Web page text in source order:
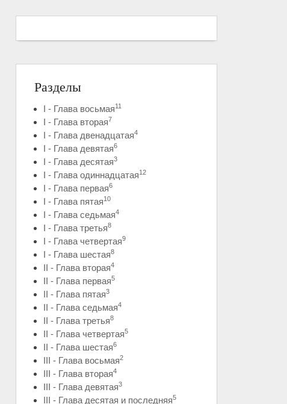
Разделы
I - Глава восьмая11
I - Глава вторая7
I - Глава двенадцатая4
I - Глава девятая6
I - Глава десятая3
I - Глава одиннадцатая12
I - Глава первая6
I - Глава пятая10
I - Глава седьмая4
I - Глава третья8
I - Глава четвертая9
I - Глава шестая8
II - Глава вторая4
II - Глава первая5
II - Глава пятая3
II - Глава седьмая4
II - Глава третья8
II - Глава четвертая5
II - Глава шестая6
III - Глава восьмая2
III - Глава вторая4
III - Глава девятая3
III - Глава десятая и последняя5